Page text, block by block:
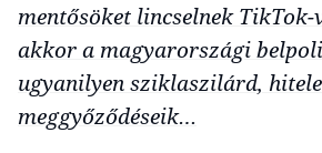
mentősöket lincselnek
akkor a magyarországi
ugyanilyen sziklaszilárd,
meggyőződéseik…